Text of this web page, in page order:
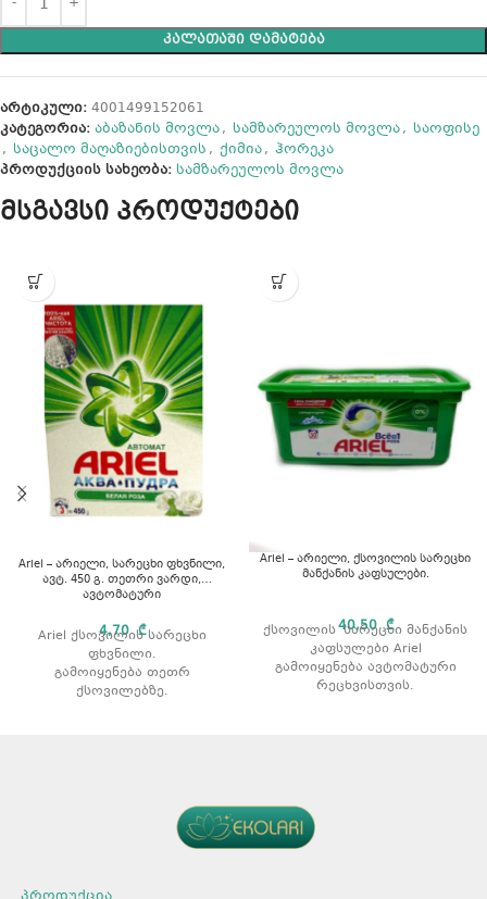
ᲙᲐᲚᲐᲗᲐᲨᲘ ᲓᲐᲛᲐᲢᲔᲑᲐ
არტიკული: 4001499152061
კატეგორია: აბაზანის მოვლა, სამზარეულოს მოვლა, საოფისე
, საცალო მაღაზიებისთვის , ქიმია, ჰორეკა
პროდუქციის სახეობა: სამზარეულოს მოვლა
მსგავსი პროდუქტები
Ariel – არიელი, სარეცხი ფხვნილი,
ავტ. 450 გ. თეთრი ვარდი,
ავტომატური
4,70₾
Ariel ქსოვილის სარეცხი
ფხვნილი.
გამოიყენება თეთრ
ქსოვილებზე.
მოცულობა: 450 გ.
გამოყენების წესი
Ariel – არიელი, ქსოვილის სარეცხი
მანქანის კაფსულები.
40,50₾
ქსოვილის სარეცხი მანქანის
კაფსულები Ariel
გამოიყენება ავტომატური
რეცხვისთვის.
არომატი: მთის წყარო.
კაფსულის წონა: 27 გრ.
რაოდენობა: 30 ცალი.